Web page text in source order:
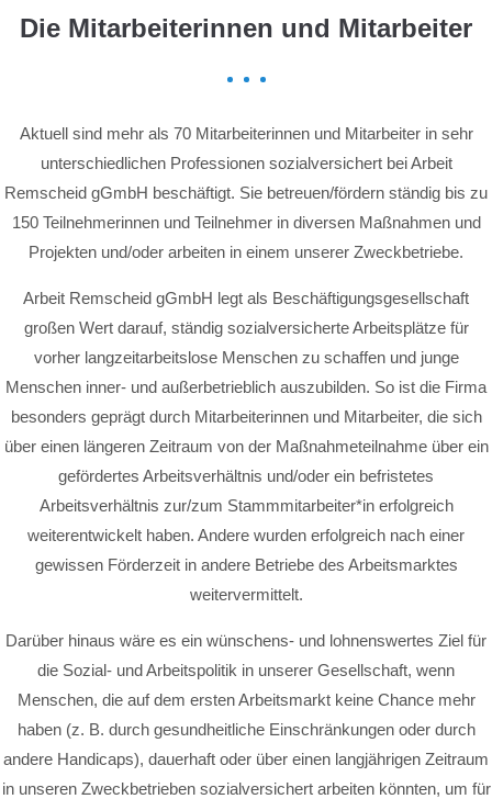
Die Mitarbeiterinnen und Mitarbeiter
Aktuell sind mehr als 70 Mitarbeiterinnen und Mitarbeiter in sehr
unterschiedlichen Professionen sozialversichert bei Arbeit
Remscheid gGmbH beschäftigt. Sie betreuen/fördern ständig bis zu
150 Teilnehmerinnen und Teilnehmer in diversen Maßnahmen und
Projekten und/oder arbeiten in einem unserer Zweckbetriebe.
Arbeit Remscheid gGmbH legt als Beschäftigungsgesellschaft
großen Wert darauf, ständig sozialversicherte Arbeitsplätze für
vorher langzeitarbeitslose Menschen zu schaffen und junge
Menschen inner- und außerbetrieblich auszubilden. So ist die Firma
besonders geprägt durch Mitarbeiterinnen und Mitarbeiter, die sich
über einen längeren Zeitraum von der Maßnahmeteilnahme über ein
gefördertes Arbeitsverhältnis und/oder ein befristetes
Arbeitsverhältnis zur/zum Stammmitarbeiter*in erfolgreich
weiterentwickelt haben. Andere wurden erfolgreich nach einer
gewissen Förderzeit in andere Betriebe des Arbeitsmarktes
weitervermittelt.
Darüber hinaus wäre es ein wünschens- und lohnenswertes Ziel für
die Sozial- und Arbeitspolitik in unserer Gesellschaft, wenn
Menschen, die auf dem ersten Arbeitsmarkt keine Chance mehr
haben (z. B. durch gesundheitliche Einschränkungen oder durch
andere Handicaps), dauerhaft oder über einen langjährigen Zeitraum
in unseren Zweckbetrieben sozialversichert arbeiten könnten, um für